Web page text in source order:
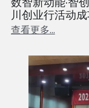
川创业行活动
查看更多...